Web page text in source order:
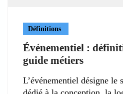
Définitions
Événementiel :
guide métiers
L’événementiel désigne le